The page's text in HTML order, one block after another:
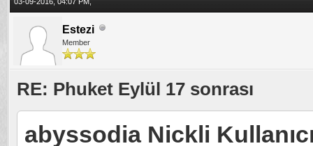
Estezi
Member
RE: Phuket Eylül 17 sonrası
abyssodia Nickli